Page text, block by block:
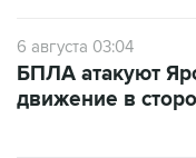
6 августа 03:04
БПЛА атакуют
движение в